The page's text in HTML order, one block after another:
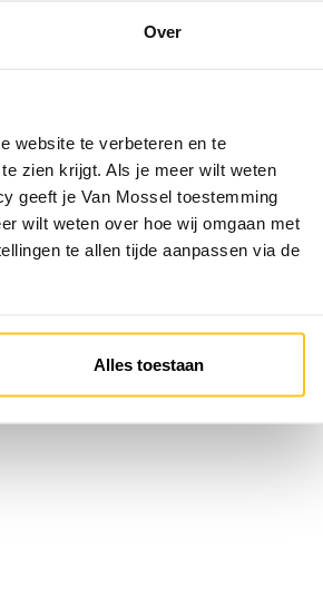
Over
website te verbeteren en te
zien krijgt. Als je meer wilt weten
geeft je Van Mossel toestemming
wilt weten over hoe wij omgaan met
te allen tijde aanpassen via de
Alles toestaan